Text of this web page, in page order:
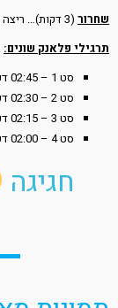
שחרור (3 דקות)… ריצה נוחה.
תרגילי פלאנק שונים:
סט 1 – 02:45 דקות.
סט 2 – 02:30 דקות.
סט 3 – 02:15 דקות.
סט 4 – 02:00 דקות.
חגיגה